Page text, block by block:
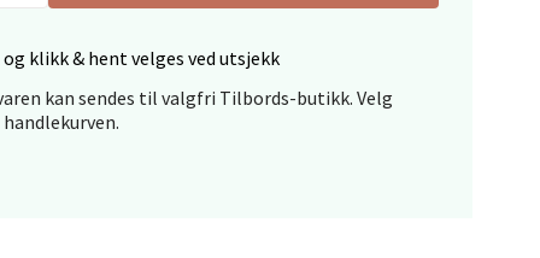
klikk & hent velges ved utsjekk
kan sendes til valgfri Tilbords-butikk. Velg